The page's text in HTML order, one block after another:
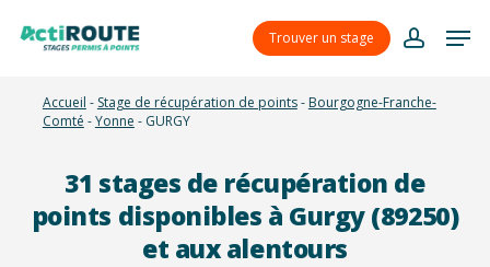
Trouver un stage
account
Accueil - Stage de récupération de points- Bourgogne-Franche-
Comté -Yonne - GURGY
31 stages de récupération de
points disponibles à Gurgy (89250)
et aux alentours